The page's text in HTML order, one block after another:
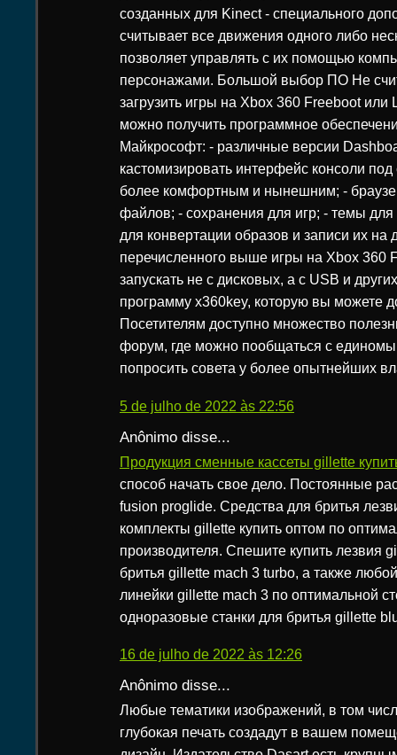
созданных для Kinect - специального
считывает все движения одного либо
позволяет управлять с их помощью
персонажами. Большой выбор ПО Не
загрузить игры на Xbox 360 Freeboot или
можно получить программное
Майкрософт: - различные версии
кастомизировать интерфейс консоли
более комфортным и нынешним; -
файлов; - сохранения для игр; - темы
для конвертации образов и записи их на
перечисленного выше игры на Xbox 360
запускать не с дисковых, а с USB и
программу x360key, которую вы можете
Посетителям доступно множество
форум, где можно пообщаться с
попросить совета у более опытнейших
5 de julho de 2022 às 22:56
Anônimo disse...
Продукция сменные кассеты gillette
способ начать свое дело. Постоянные
fusion proglide. Средства для бритья
комплекты gillette купить оптом по
производителя. Спешите купить лезвия
бритья gillette mach 3 turbo, а также
линейки gillette mach 3 по оптимальной
одноразовые станки для бритья gillette
16 de julho de 2022 às 12:26
Anônimo disse...
Любые тематики изображений, в том
глубокая печать создадут в вашем